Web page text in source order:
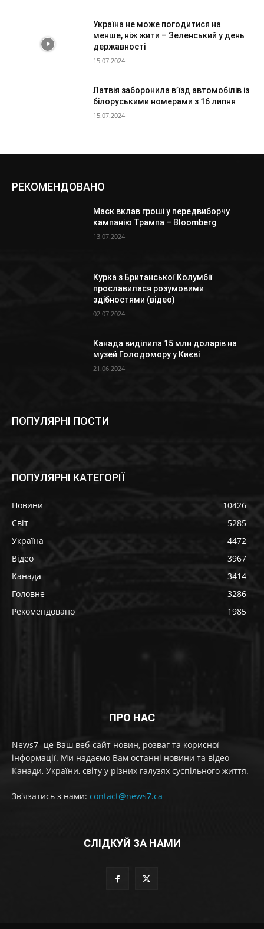
Україна не може погодитися на
менше, ніж жити – Зеленський у день
державності
15.07.2024
Латвія заборонила в’їзд автомобілів із
білоруськими номерами з 16 липня
15.07.2024
РЕКОМЕНДОВАНО
Маск вклав гроші у передвиборчу
кампанію Трампа – Bloomberg
13.07.2024
Курка з Британської Колумбії
прославилася розумовими
здібностями (відео)
02.07.2024
Канада виділила 15 млн доларів на
музей Голодомору у Києві
21.06.2024
ПОПУЛЯРНІ ПОСТИ
ПОПУЛЯРНІ КАТЕГОРІЇ
Новини
10426
Світ
5285
Україна
4472
Відео
3967
Канада
3414
Головне
3286
Рекомендовано
1985
ПРО НАС
News7- це Ваш веб-сайт новин, розваг та корисної
інформації. Ми надаємо Вам останні новини та відео
Канади, України, світу у різних галузях суспільного життя.
Зв'язатись з нами: contact@news7.ca
СЛІДКУЙ ЗА НАМИ